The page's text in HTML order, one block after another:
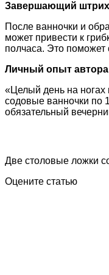
Завершающий штрих
После ванночки и
может привести к
полчаса. Это поможет
Личный опыт автора
«Целый день на ногах
содовые ванночки по
обязательный
Две столовые ложки
Оцените статью